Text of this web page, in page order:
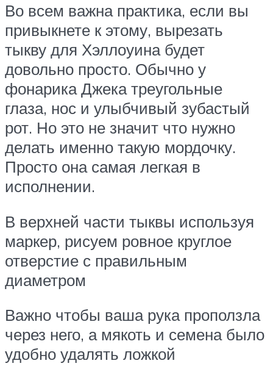
Во всем важна практика, если вы
привыкнете к этому, вырезать
тыкву для Хэллоуина будет
довольно просто. Обычно у
фонарика Джека треугольные
глаза, нос и улыбчивый зубастый
рот. Но это не значит что нужно
делать именно такую мордочку.
Просто она самая легкая в
исполнении.
В верхней части тыквы используя
маркер, рисуем ровное круглое
отверстие с правильным
диаметром
Важно чтобы ваша рука проползла
через него, а мякоть и семена было
удобно удалять ложкой